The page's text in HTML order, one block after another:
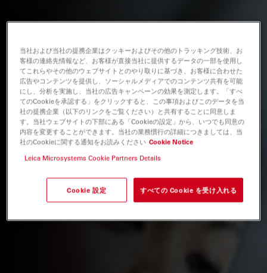
当社および当社の提携企業はクッキーおよびその他のトラッキング技術、お
客様の連絡先情報など、お客様が直接当社に提供するデータの一部を使用し
てこれらやその他のウェブサイトとのやり取りに基づき、お客様に合わせた
広告やコンテンツを提供し、ソーシャルメディアでのコンテンツ共有を可能
にし、分析を実施し、当社の広告キャンペーンの効果を測定します。「すべ
てのCookieを承認する」をクリックすると、この事項およびこのデータを当
社の提携企業（以下のリンクをご覧ください）と共有することに同意しま
す。当社ウェブサイトの下部にある「Cookieの設定」から、いつでも同意の
内容を変更することができます。当社の業務慣行の詳細につきましては、当
社のCookieに関する通知をお読みください Cookie Notice
Leica Microsystems Cookie Partners Details
Cookie 設定 すべての Cookie を受け入れる